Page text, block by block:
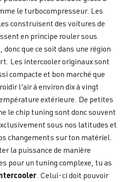
le turbocompresseur. Les
construisent des voitures de
en principe rouler sous
que ce soit dans une région
Les intercooler originaux sont
compacte et bon marché que
l'air à environ dix à vingt
extérieure. De petites
le chip tuning sont donc souvent
sous nos latitudes et
changements sur ton matériel.
la puissance de manière
pour un tuning complexe, tu as
. Celui-ci doit pouvoir